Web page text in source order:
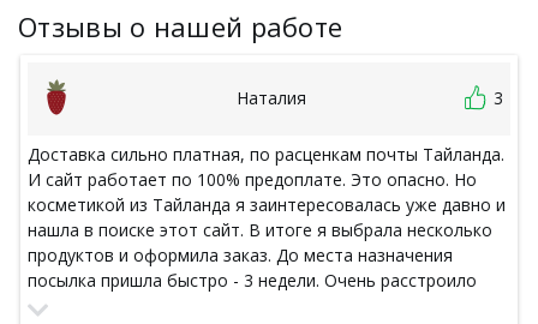
Отзывы о нашей работе
Наталия 3
Доставка сильно платная, по расценкам почты Тайланда.
И сайт работает по 100% предоплате. Это опасно. Но
косметикой из Тайланда я заинтересовалась уже давно и
нашла в поиске этот сайт. В итоге я выбрала несколько
продуктов и оформила заказ. До места назначения
посылка пришла быстро - 3 недели. Очень расстроило
состояние коробки (с поразительной лёгкостью